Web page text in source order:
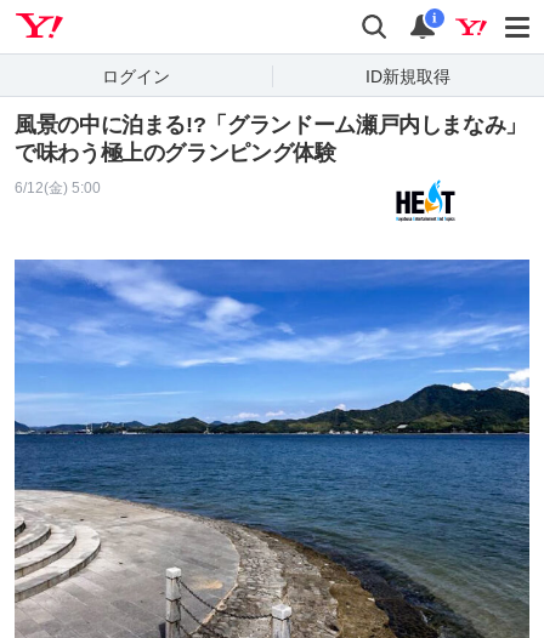
検索 通知
i
ログイン ID新規取得
風景の中に泊まる!?「グランドーム瀬戸内しまなみ」
で味わう極上のグランピング体験
6/12(金) 5:00